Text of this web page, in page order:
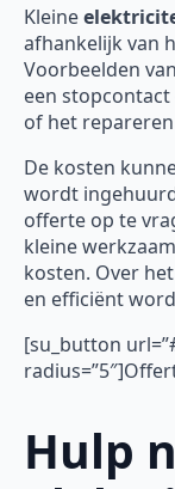
Kleine
afhankelijk van
Voorbeelden
een stopcontact
of het
De kosten
wordt
offerte op te
kleine
kosten. Over
en efficiënt
[su_button
Hulp